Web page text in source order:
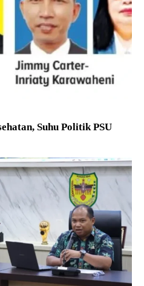
Suhu Politik PSU